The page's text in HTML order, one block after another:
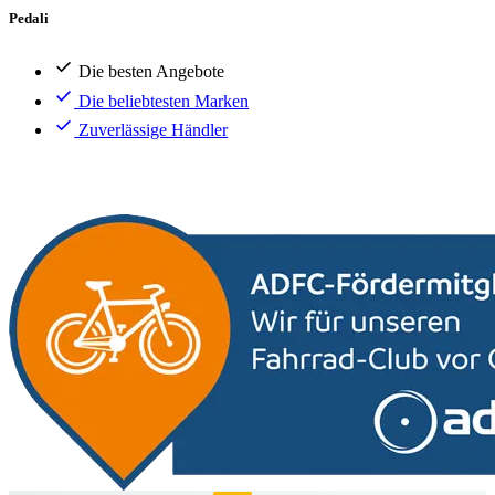
Pedali
Die besten Angebote
Die beliebtesten Marken
Zuverlässige Händler